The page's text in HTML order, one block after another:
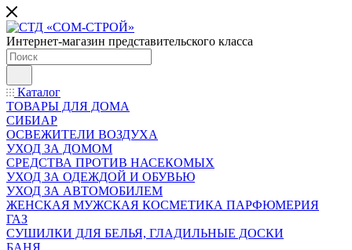
Интернет-магазин представительского класса
Каталог
ТОВАРЫ ДЛЯ ДОМА
СИБИАР
ОСВЕЖИТЕЛИ ВОЗДУХА
УХОД ЗА ДОМОМ
СРЕДСТВА ПРОТИВ НАСЕКОМЫХ
УХОД ЗА ОДЕЖДОЙ И ОБУВЬЮ
УХОД ЗА АВТОМОБИЛЕМ
ЖЕНСКАЯ МУЖСКАЯ КОСМЕТИКА ПАРФЮМЕРИЯ
ГАЗ
СУШИЛКИ ДЛЯ БЕЛЬЯ, ГЛАДИЛЬНЫЕ ДОСКИ
БАНЯ